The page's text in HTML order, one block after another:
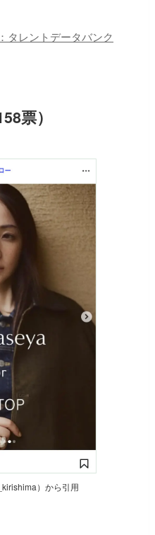
タレントデータバンク
票）
）から引用